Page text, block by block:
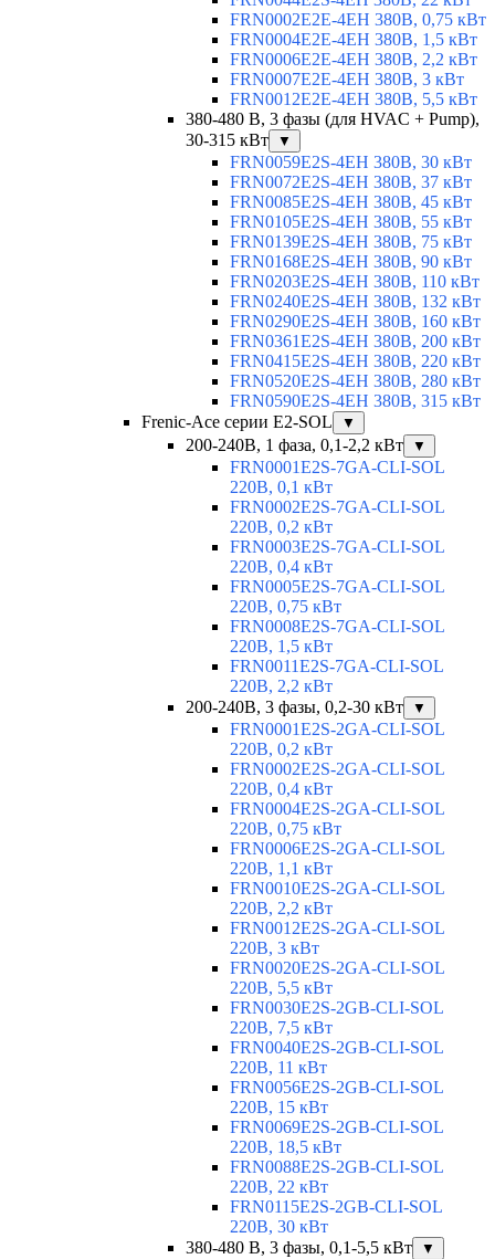
FRN0002E2E-4EH 380В, 0,75 кВт
FRN0004E2E-4EH 380В, 1,5 кВт
FRN0006E2E-4EH 380В, 2,2 кВт
FRN0007E2E-4EH 380В, 3 кВт
FRN0012E2E-4EH 380В, 5,5 кВт
380-480 В, 3 фазы (для HVAC + Pump),
30-315 кВт
▼
FRN0059E2S-4EH 380В, 30 кВт
FRN0072E2S-4EH 380В, 37 кВт
FRN0085E2S-4EH 380В, 45 кВт
FRN0105E2S-4EH 380В, 55 кВт
FRN0139E2S-4EH 380В, 75 кВт
FRN0168E2S-4EH 380В, 90 кВт
FRN0203E2S-4EH 380В, 110 кВт
FRN0240E2S-4EH 380В, 132 кВт
FRN0290E2S-4EH 380В, 160 кВт
FRN0361E2S-4EH 380В, 200 кВт
FRN0415E2S-4EH 380В, 220 кВт
FRN0520E2S-4EH 380В, 280 кВт
FRN0590E2S-4EH 380В, 315 кВт
Frenic-Ace серии E2-SOL
▼
200-240В, 1 фаза, 0,1-2,2 кВт ▼
FRN0001E2S-7GA-CLI-SOL
220В, 0,1 кВт
FRN0002E2S-7GA-CLI-SOL
220В, 0,2 кВт
FRN0003E2S-7GA-CLI-SOL
220В, 0,4 кВт
FRN0005E2S-7GA-CLI-SOL
220В, 0,75 кВт
FRN0008E2S-7GA-CLI-SOL
220В, 1,5 кВт
FRN0011E2S-7GA-CLI-SOL
220В, 2,2 кВт
200-240В, 3 фазы, 0,2-30 кВт
▼
FRN0001E2S-2GA-CLI-SOL
220В, 0,2 кВт
FRN0002E2S-2GA-CLI-SOL
220В, 0,4 кВт
FRN0004E2S-2GA-CLI-SOL
220В, 0,75 кВт
FRN0006E2S-2GA-CLI-SOL
220В, 1,1 кВт
FRN0010E2S-2GA-CLI-SOL
220В, 2,2 кВт
FRN0012E2S-2GA-CLI-SOL
220В, 3 кВт
FRN0020E2S-2GA-CLI-SOL
220В, 5,5 кВт
FRN0030E2S-2GB-CLI-SOL
220В, 7,5 кВт
FRN0040E2S-2GB-CLI-SOL
220В, 11 кВт
FRN0056E2S-2GB-CLI-SOL
220В, 15 кВт
FRN0069E2S-2GB-CLI-SOL
220В, 18,5 кВт
FRN0088E2S-2GB-CLI-SOL
220В, 22 кВт
FRN0115E2S-2GB-CLI-SOL
220В, 30 кВт
380-480 В, 3 фазы, 0,1-5,5 кВт
▼